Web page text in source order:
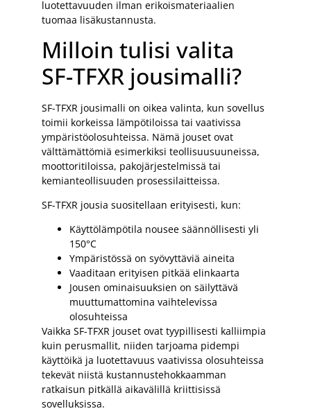
luotettavuuden ilman erikoismateriaalien
tuomaa lisäkustannusta.
Milloin tulisi valita
SF-TFXR jousimalli?
SF-TFXR jousimalli on oikea valinta, kun sovellus
toimii korkeissa lämpötiloissa tai vaativissa
ympäristöolosuhteissa. Nämä jouset ovat
välttämättömiä esimerkiksi teollisuusuuneissa,
moottoritiloissa, pakojärjestelmissä tai
kemianteollisuuden prosessilaitteissa.
SF-TFXR jousia suositellaan erityisesti, kun:
Käyttölämpötila nousee säännöllisesti yli
150°C
Ympäristössä on syövyttäviä aineita
Vaaditaan erityisen pitkää elinkaarta
Jousen ominaisuuksien on säilyttävä
muuttumattomina vaihtelevissa
olosuhteissa
Vaikka SF-TFXR jouset ovat tyypillisesti kalliimpia
kuin perusmallit, niiden tarjoama pidempi
käyttöikä ja luotettavuus vaativissa olosuhteissa
tekevät niistä kustannustehokkaamman
ratkaisun pitkällä aikavälillä kriittisissä
sovelluksissa.